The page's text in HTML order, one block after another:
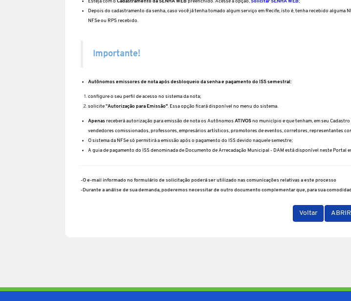
Esteja com o Cadastramento da SENHA WEBpreenchido. Acesse a opção,Solicitar SENHA WEB;
Depois do cadastramento da senha, caso você já tenha tomado algum serviço em Recife, isto é, tenha recebido
NFSe ou RPS recebido.
Importante!
Autônomos emissores de nota após desbloqueio da senha e pagamento do ISS semestral:
configure o seu perfil de acesso no sistema da nota;
solicite "Autorização para Emissão". Essa opção ficará disponível no menu do sistema.
Apenasreceberá autorização para emissão de nota os AutônomosATIVOSno município e que tenham, em seu
vendedores comissionados, professores, empresários artísticos, promotores de eventos, corretores, representantes
O sistema da NFSe só permitirá a emissão após o pagamento do ISS devido naquele semestre;
A guia de pagamento do ISS denominada de Documento de Arrecadação Municipal - DAM está disponível neste Portal
-O e-mail informado no formulário de solicitação poderá ser utilizado nas comunicações relativas a este processo
-Durante a análise de sua demanda, poderemos necessitar de outro documento complementar que, para sua
Voltar